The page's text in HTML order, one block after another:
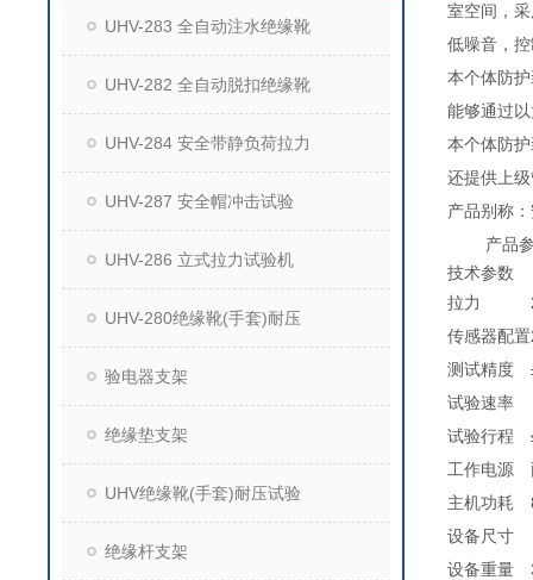
UHV-283 全自动注水绝缘靴
UHV-282 全自动脱扣绝缘靴
UHV-284 安全带静负荷拉力
UHV-287 安全帽冲击试验
UHV-286 立式拉力试验机
UHV-280绝缘靴(手套)耐压
验电器支架
绝缘垫支架
UHV绝缘靴(手套)耐压试验
绝缘杆支架
室空间，
低噪音，
本个体防
能够通过
本个体防
还提供上
产品别称
产品参
技术参数
拉力
传感器配置
测试精度
试验速率
试验行程
工作电源
主机功耗
设备尺寸
设备重量